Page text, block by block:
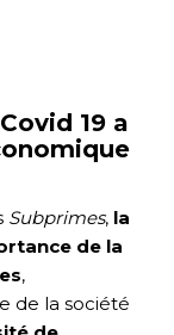
19 a
Subprimes, la
de la
,
de la société